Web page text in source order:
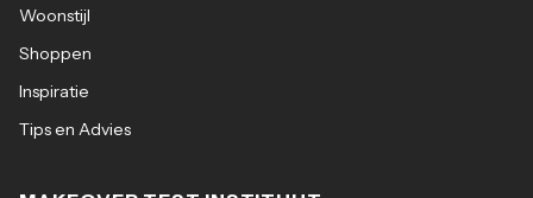
Woonstijl
Shoppen
Inspiratie
Tips en Advies